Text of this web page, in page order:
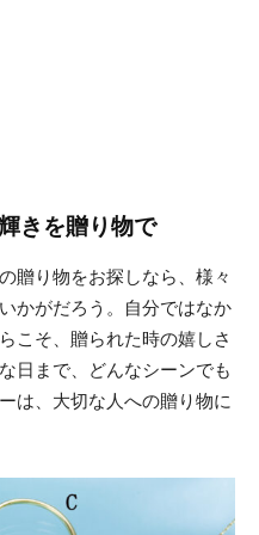
きを贈り物で
贈り物をお探しなら、様々
かがだろう。自分ではなか
こそ、贈られた時の嬉しさ
日まで、どんなシーンでも
は、大切な人への贈り物に